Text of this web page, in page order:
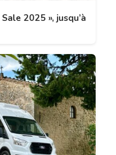
2025 », jusqu’à